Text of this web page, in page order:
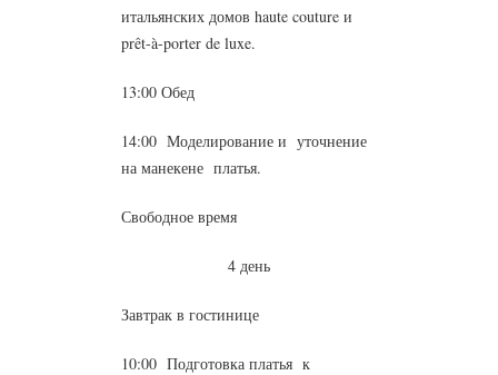
итальянских домов haute couture и
prêt-à-porter de luxe.
13:00 Обед
14:00 Моделирование и уточнение
на манекене платья.
Свободное время
4 день
Завтрак в гостинице
10:00 Подготовка платья к